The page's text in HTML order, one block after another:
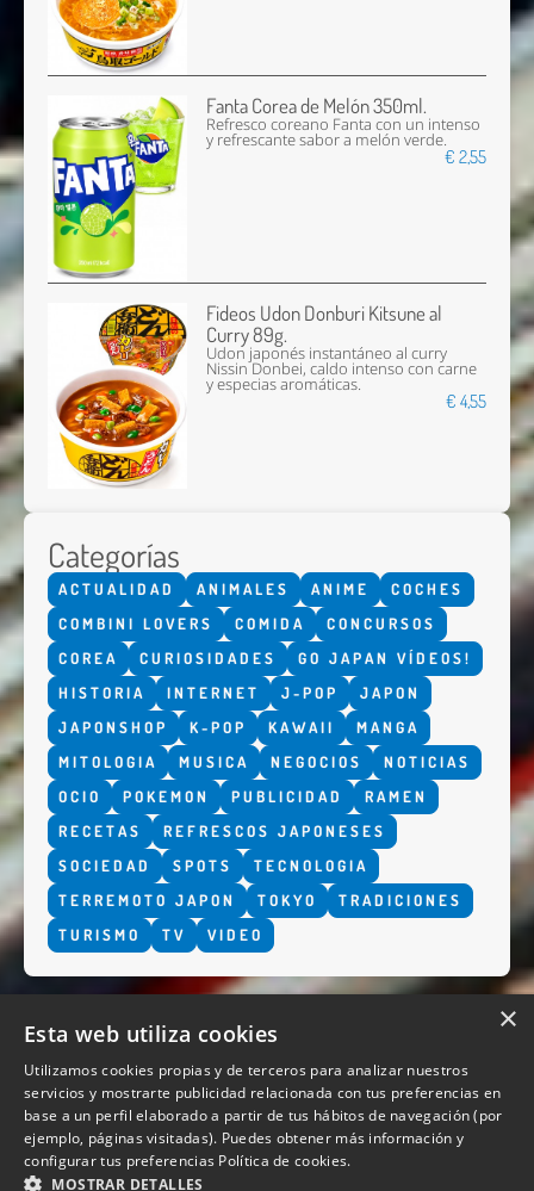
Fanta Corea de Melón 350ml.
Refresco coreano Fanta con un intenso
y refrescante sabor a melón verde.
€ 2,55
Fideos Udon Donburi Kitsune al
Curry 89g.
Udon japonés instantáneo al curry
Nissin Donbei, caldo intenso con carne
y especias aromáticas.
€ 4,55
Categorías
ACTUALIDAD ANIMALES ANIME
COCHES
COMBINI LOVERS
COMIDA
CONCURSOS
COREA
CURIOSIDADES
GO JAPAN VÍDEOS!
HISTORIA
INTERNET J-POP
JAPON
JAPONSHOP
K-POP KAWAII
MANGA
MITOLOGIA
MUSICA NEGOCIOS
NOTICIAS
OCIO
POKEMON PUBLICIDAD
RAMEN
RECETAS
REFRESCOS JAPONESES
SOCIEDAD
SPOTS
TECNOLOGIA
TERREMOTO JAPON
TOKYO
TRADICIONES
TURISMO
TV VIDEO
QUIENES SOMOS
×
Esta web utiliza cookies
Utilizamos cookies propias y de terceros para analizar nuestros
servicios y mostrarte publicidad relacionada con tus preferencias en
base a un perfil elaborado a partir de tus hábitos de navegación (por
ejemplo, páginas visitadas). Puedes obtener más información y
configurar tus preferencias Política de cookies.
MOSTRAR DETALLES